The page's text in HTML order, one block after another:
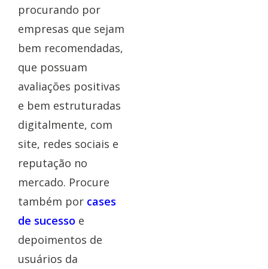
procurando por
empresas que sejam
bem recomendadas,
que possuam
avaliações positivas
e bem estruturadas
digitalmente, com
site, redes sociais e
reputação no
mercado. Procure
também por cases
de sucesso e
depoimentos de
usuários da